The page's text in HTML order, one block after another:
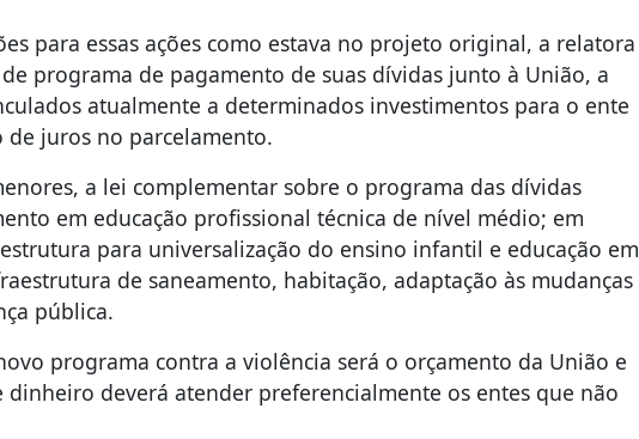
para essas ações como estava no projeto original, a relatora
programa de pagamento de suas dívidas junto à União, a
atualmente a determinados investimentos para o ente
juros no parcelamento.
a lei complementar sobre o programa das dívidas
em educação profissional técnica de nível médio; em
para universalização do ensino infantil e educação em
de saneamento, habitação, adaptação às mudanças
pública.
programa contra a violência será o orçamento da União e
dinheiro deverá atender preferencialmente os entes que não